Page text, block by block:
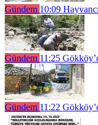
Gündem 10:09
Gündem 11:25
Gündem 11:22